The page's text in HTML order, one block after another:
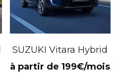
SUZUKI Vitara Hybrid
à partir de 199€/mois